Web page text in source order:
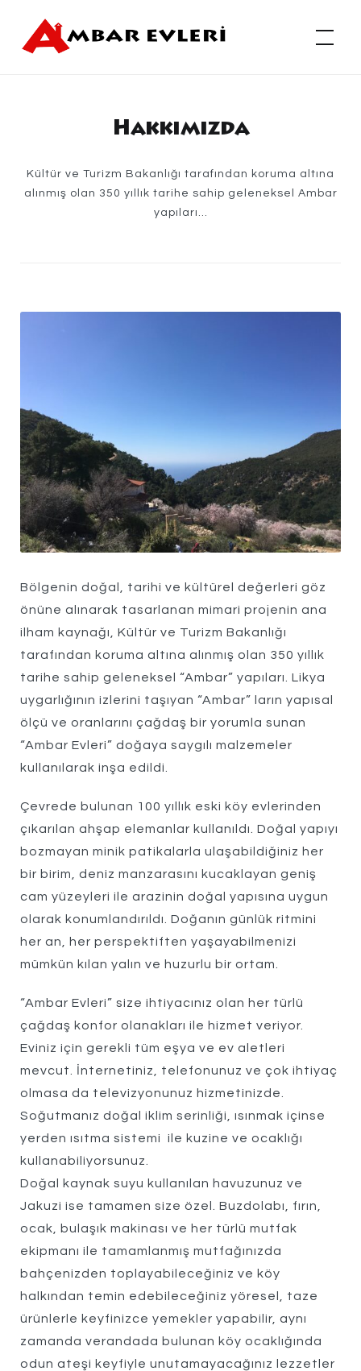
content
Ambar Evleri
Hakkımızda
Kültür ve Turizm Bakanlığı tarafından koruma altına
alınmış olan 350 yıllık tarihe sahip geleneksel Ambar
yapıları…
Bölgenin doğal, tarihi ve kültürel değerleri göz
önüne alınarak tasarlanan mimari projenin ana
ilham kaynağı, Kültür ve Turizm Bakanlığı
tarafından koruma altına alınmış olan 350 yıllık
tarihe sahip geleneksel “Ambar” yapıları. Likya
uygarlığının izlerini taşıyan “Ambar” ların yapısal
ölçü ve oranlarını çağdaş bir yorumla sunan
“Ambar Evleri” doğaya saygılı malzemeler
kullanılarak inşa edildi.
Çevrede bulunan 100 yıllık eski köy evlerinden
çıkarılan ahşap elemanlar kullanıldı. Doğal yapıyı
bozmayan minik patikalarla ulaşabildiğiniz her
bir birim, deniz manzarasını kucaklayan geniş
cam yüzeyleri ile arazinin doğal yapısına uygun
olarak konumlandırıldı. Doğanın günlük ritmini
her an, her perspektiften yaşayabilmenizi
mümkün kılan yalın ve huzurlu bir ortam.
“Ambar Evleri” size ihtiyacınız olan her türlü
çağdaş konfor olanakları ile hizmet veriyor.
Eviniz için gerekli tüm eşya ve ev aletleri
mevcut. İnternetiniz, telefonunuz ve çok ihtiyaç
olmasa da televizyonunuz hizmetinizde.
Soğutmanız doğal iklim serinliği, ısınmak içinse
yerden ısıtma sistemi ile kuzine ve ocaklığı
kullanabiliyorsunuz.
Doğal kaynak suyu kullanılan havuzunuz ve
Jakuzi ise tamamen size özel. Buzdolabı, fırın,
ocak, bulaşık makinası ve her türlü mutfak
ekipmanı ile tamamlanmış mutfağınızda
bahçenizden toplayabileceğiniz ve köy
halkından temin edebileceğiniz yöresel, taze
ürünlerle keyfinizce yemekler yapabilir, aynı
zamanda verandada bulunan köy ocaklığında
odun ateşi keyfiyle unutamayacağınız lezzetler